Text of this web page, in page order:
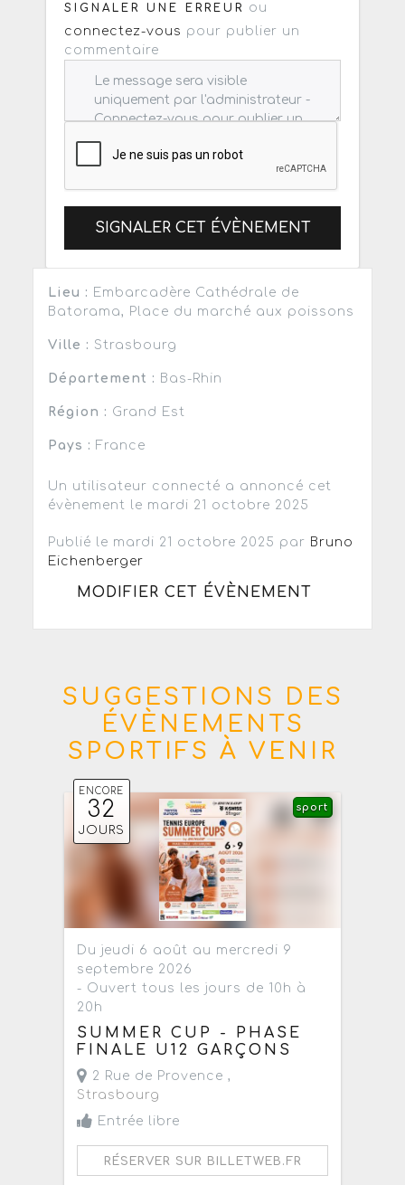
SIGNALER UNE ERREUR
ou
connectez-vous pour publier un
commentaire
SIGNALER CET ÉVÈNEMENT
Lieu : Embarcadère Cathédrale de
Batorama, Place du marché aux poissons
Ville : Strasbourg
Département : Bas-Rhin
Région : Grand Est
Pays : France
Un utilisateur connecté a annoncé cet
évènement le mardi 21 octobre 2025
Publié le mardi 21 octobre 2025 par Bruno
Eichenberger
MODIFIER CET ÉVÈNEMENT
SUGGESTIONS DES
ÉVÈNEMENTS
SPORTIFS À VENIR
ENCORE
32
JOURS
sport
Du jeudi 6 août au mercredi 9
septembre 2026
- Ouvert tous les jours de 10h à
20h
SUMMER CUP - PHASE
FINALE U12 GARÇONS
2 Rue de Provence ,
Strasbourg
Entrée libre
RÉSERVER SUR BILLETWEB.FR